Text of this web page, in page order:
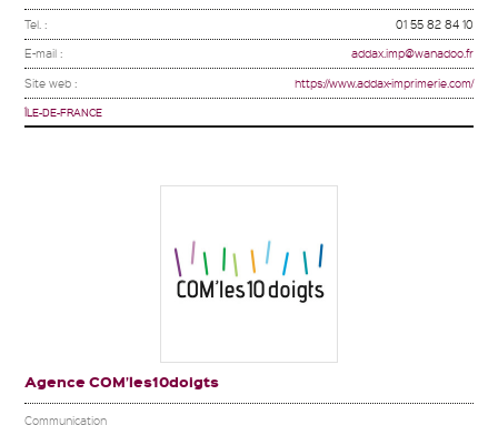
Tel. : 01 55 82 84 10
E-mail : addax.imp@wanadoo.fr
Site web : https://www.addax-imprimerie.com/
ÎLE-DE-FRANCE
Agence COM’les10doigts
Communication